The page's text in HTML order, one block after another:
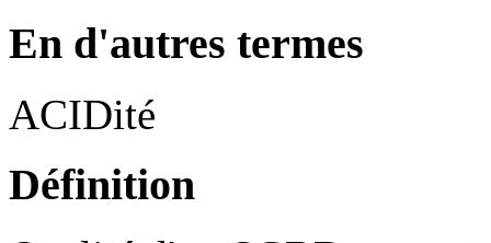
En d'autres termes
ACIDité
Définition